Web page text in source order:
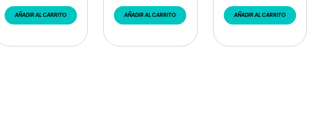
AÑADIR AL CARRITO AÑADIR AL CARRITO AÑADIR AL CARRITO